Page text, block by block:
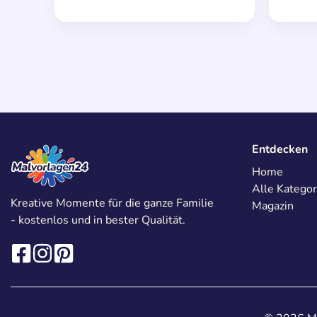
Kreative Momente für die ganze Familie
- kostenlos und in bester Qualität.
Entdecken
Home
Alle
Magazin